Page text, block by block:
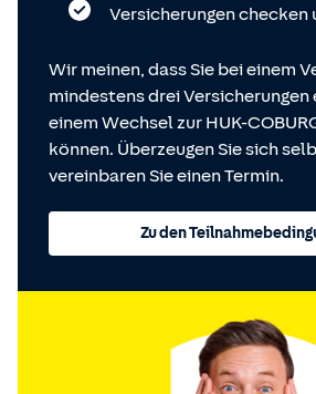
Versicherungen checken
Wir meinen, dass Sie bei einem
mindestens drei Versicherungen
einem Wechsel zur HUK-
können. Überzeugen Sie sich
vereinbaren Sie einen Termin.
Zu den